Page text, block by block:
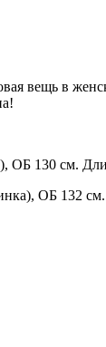
вещь в
ОБ 130 см.
ОБ 132